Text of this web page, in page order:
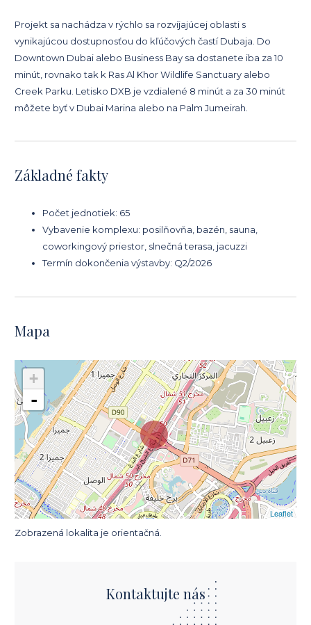
Projekt sa nachádza v rýchlo sa rozvíjajúcej oblasti s
vynikajúcou dostupnosťou do kľúčových častí Dubaja. Do
Downtown Dubai alebo Business Bay sa dostanete iba za 10
minút, rovnako tak k Ras Al Khor Wildlife Sanctuary alebo
Creek Parku. Letisko DXB je vzdialené 8 minút a za 30 minút
môžete byť v Dubai Marina alebo na Palm Jumeirah.
Základné fakty
Počet jednotiek: 65
Vybavenie komplexu: posilňovňa, bazén, sauna,
coworkingový priestor, slnečná terasa, jacuzzi
Termín dokončenia výstavby: Q2/2026
Mapa
+
-
Leaflet
Zobrazená lokalita je orientačná.
Kontaktujte nás